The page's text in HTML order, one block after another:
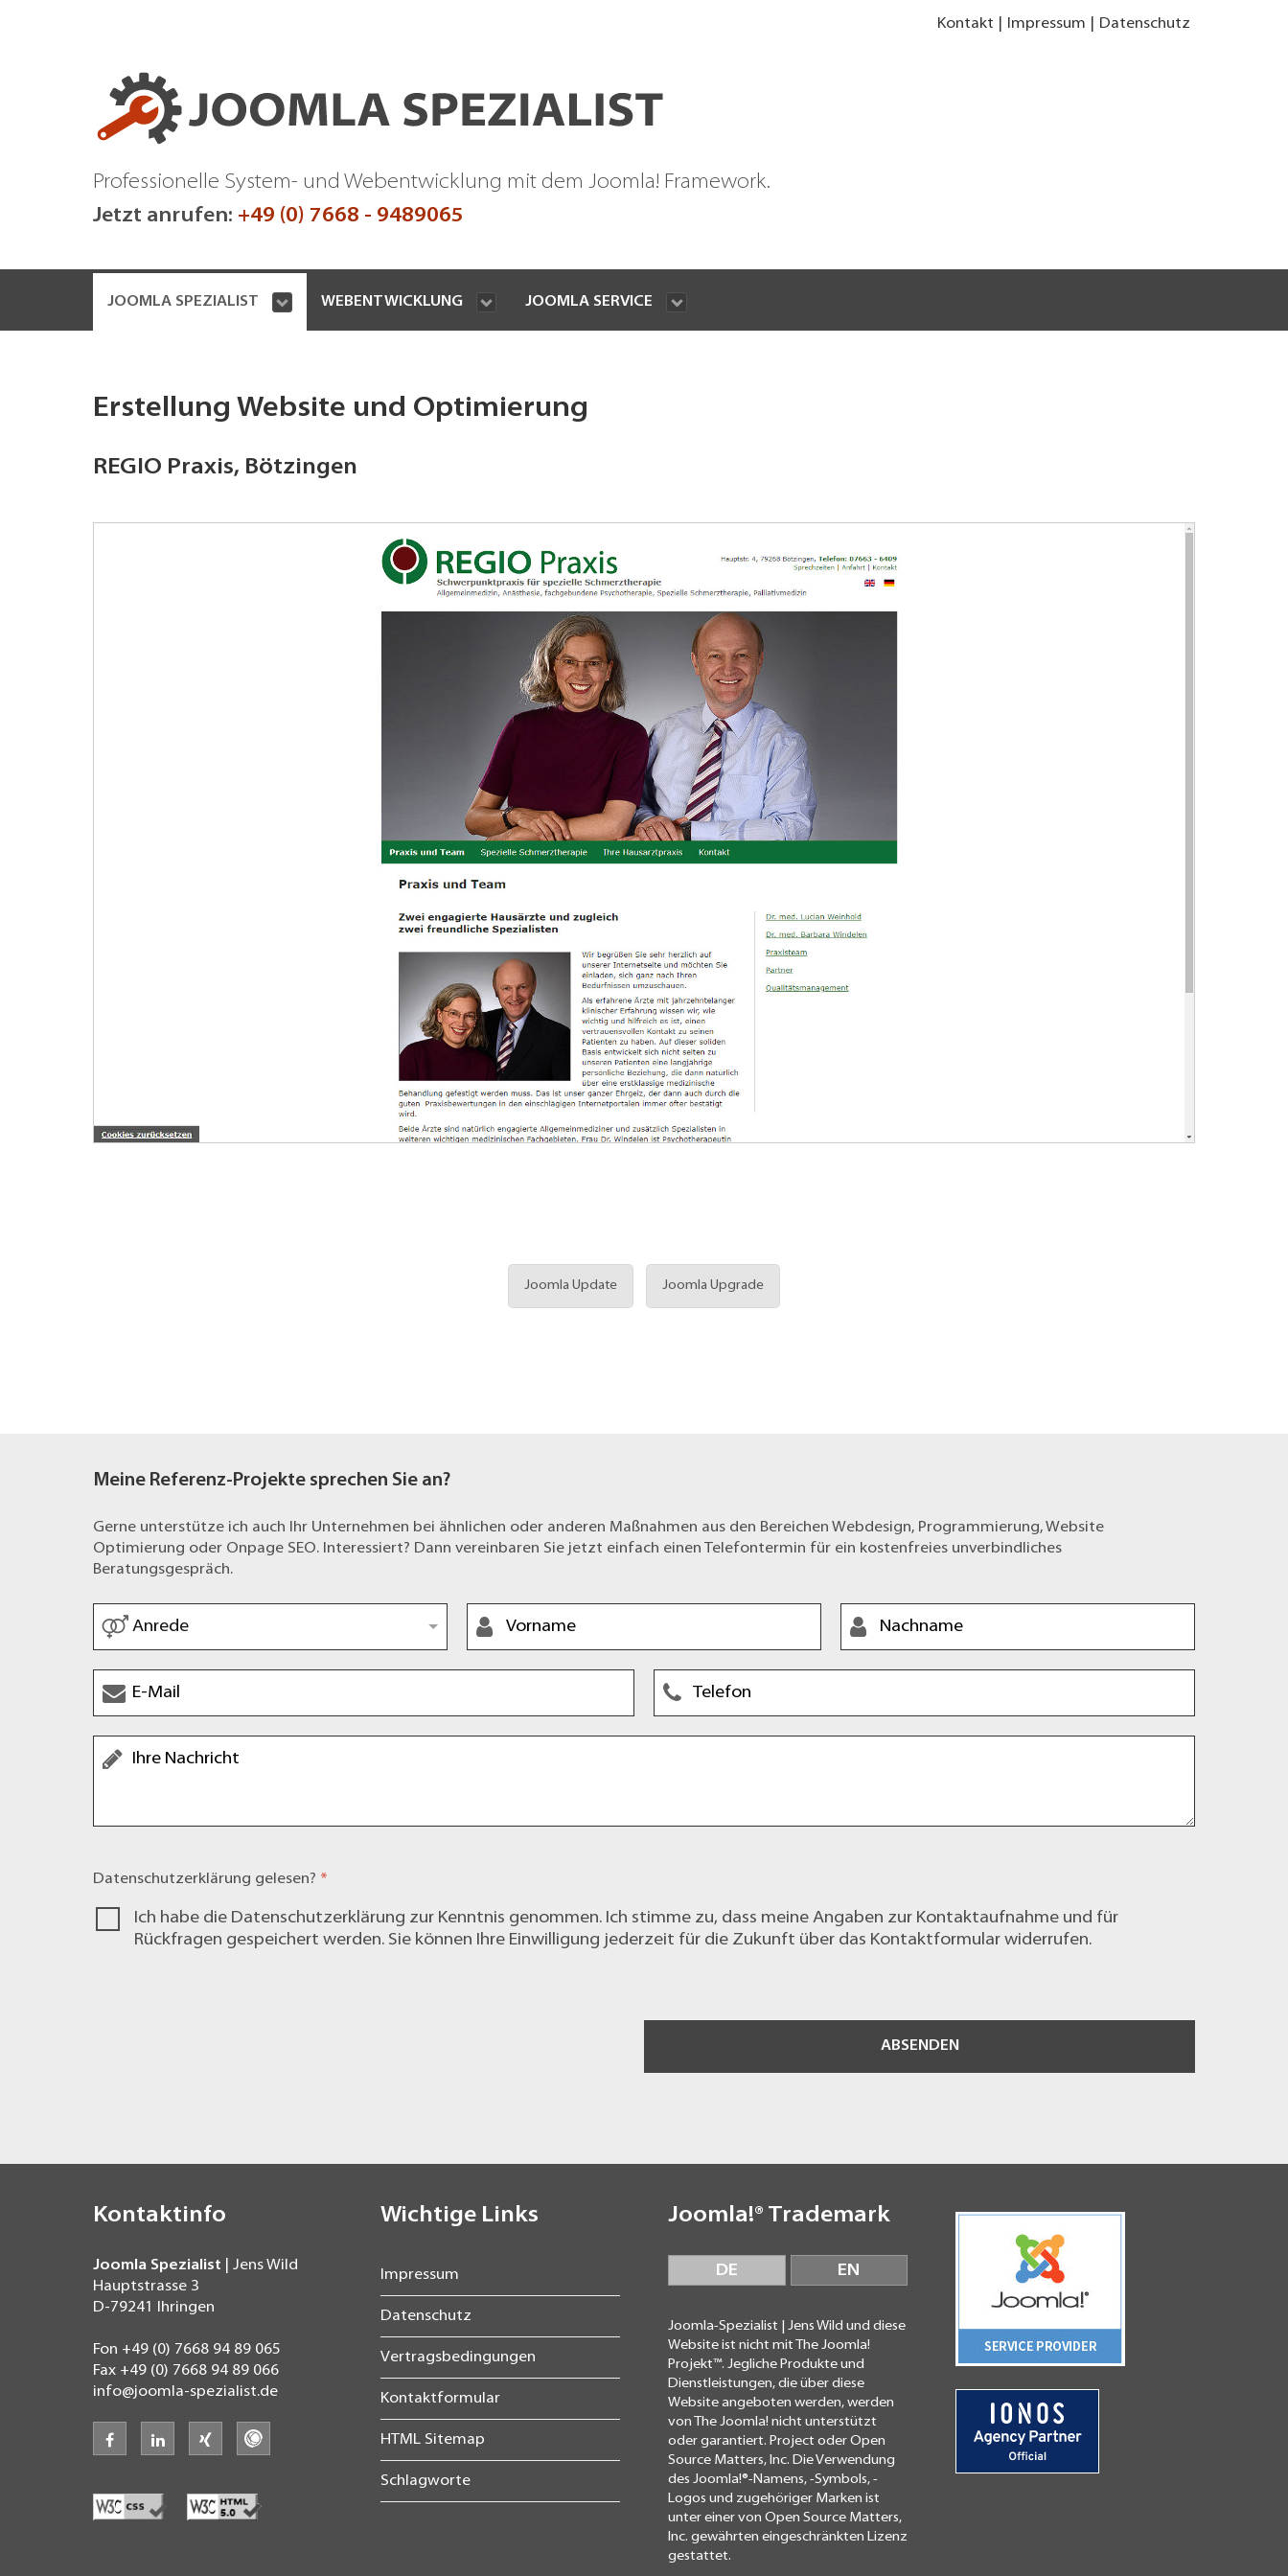
Kontakt Impressum Datenschutz
Professionelle System- und Webentwicklung mit dem Joomla! Framework.
Jetzt anrufen: +49 (0) 7668 - 9489065
JOOMLA SPEZIALIST WEBENTWICKLUNG JOOMLA SERVICE
Erstellung Website und Optimierung
REGIO Praxis, Bötzingen
Joomla Update Joomla Upgrade
Meine Referenz-Projekte sprechen Sie an?
Gerne unterstütze ich auch Ihr Unternehmen bei ähnlichen oder anderen Maßnahmen aus den Bereichen Webdesign, Programmierung, Website
Optimierung oder Onpage SEO. Interessiert? Dann vereinbaren Sie jetzt einfach einen Telefontermin für ein kostenfreies unverbindliches
Beratungsgespräch.
Anrede
Datenschutzerklärung gelesen? *
Ich habe die Datenschutzerklärung zur Kenntnis genommen. Ich stimme zu, dass meine Angaben zur Kontaktaufnahme und für
Rückfragen gespeichert werden. Sie können Ihre Einwilligung jederzeit für die Zukunft über das Kontaktformular widerrufen.
ABSENDEN
Kontaktinfo
Joomla Spezialist | Jens Wild
Hauptstrasse 3
D-79241 Ihringen
Fon +49 (0) 7668 94 89 065
Fax +49 (0) 7668 94 89 066
info@joomla-spezialist.de
facebooklinkedin xing
Wichtige Links
Impressum
Datenschutz
Vertragsbedingungen
Kontaktformular
HTML Sitemap
Schlagworte
Joomla!® Trademark
DE EN
Joomla-Spezialist | Jens Wild und diese
Website ist nicht mit The Joomla!
Projekt™. Jegliche Produkte und
Dienstleistungen, die über diese
Website angeboten werden, werden
von The Joomla! nicht unterstützt
oder garantiert. Project oder Open
Source Matters, Inc. Die Verwendung
des Joomla!®-Namens, -Symbols, -
Logos und zugehöriger Marken ist
unter einer von Open Source Matters,
Inc. gewährten eingeschränkten Lizenz
gestattet.